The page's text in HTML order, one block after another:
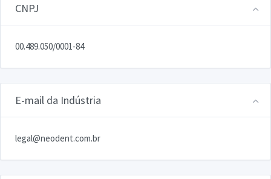
CNPJ
00.489.050/0001-84
E-mail da Indústria
legal@neodent.com.br